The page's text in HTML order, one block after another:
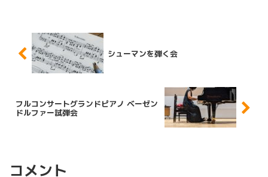
シューマンを弾く会
フルコンサートグランドピアノ ベーゼン
ドルファー試弾会
コメント